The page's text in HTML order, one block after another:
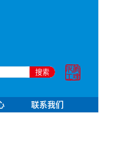
搜索
联系我们